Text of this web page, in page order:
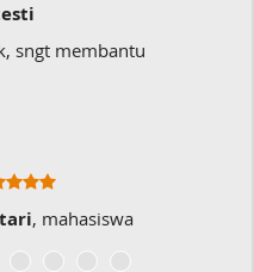
sngt membantu
, mahasiswa